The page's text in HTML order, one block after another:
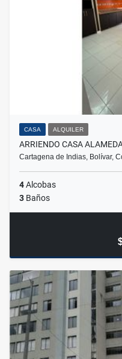
CASA ALQUILER
ARRIENDO CASA
Cartagena de Indias, Bolívar,
4Alcobas
3 Baños